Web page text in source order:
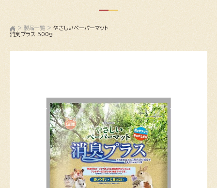
> 製品一覧 > やさしいペーパーマット
消臭プラス 500g